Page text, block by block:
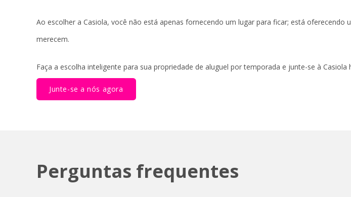
Ao escolher a Casiola, você não está apenas fornecendo um lugar para ficar; está oferecendo
merecem.
Faça a escolha inteligente para sua propriedade de aluguel por temporada e junte-se à Casiola
Junte-se a nós agora
Perguntas frequentes